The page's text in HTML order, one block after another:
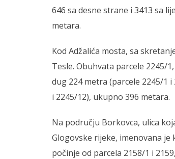
646 sa desne strane i 3413 sa
metara.
Kod Adžalića mosta, sa
Tesle. Obuhvata parcele 2245/
dug 224 metra (parcele 2245/1
i 2245/12), ukupno 396 metara.
Na području Borkovca, ulica
Glogovske rijeke, imenovana je
počinje od parcela 2158/1 i